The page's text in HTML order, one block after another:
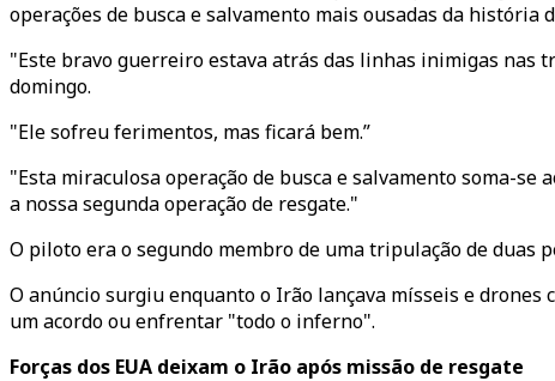
operações de busca e salvamento mais ousadas da história
"Este bravo guerreiro estava atrás das linhas inimigas nas
domingo.
"Ele sofreu ferimentos, mas ficará bem.”
"Esta miraculosa operação de busca e salvamento soma-
a nossa segunda operação de resgate."
O piloto era o segundo membro de uma tripulação de duas
O anúncio surgiu enquanto o Irão lançava mísseis e
um acordo ou enfrentar "todo o inferno".
Forças dos EUA deixam o Irão após missão de resgate